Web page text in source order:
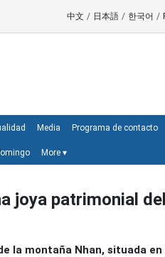
中文 / 日本語 / 한국어 /
Media Programa de contacto
More ▾
joya patrimonial
la montaña Nhan, situada